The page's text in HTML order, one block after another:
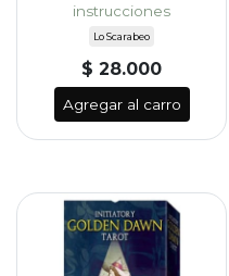
instrucciones
Lo Scarabeo
$ 28.000
Agregar al carro